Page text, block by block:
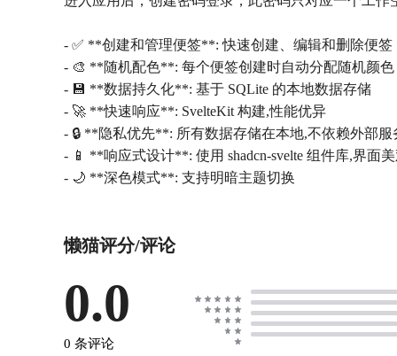
- ✅ **创建和管理便签**: 快速创建、编辑和删除便签
- 🎨 **随机配色**: 每个便签创建时自动分配随机颜色
- 💾 **数据持久化**: 基于 SQLite 的本地数据存储
- 🚀 **快速响应**: SvelteKit 构建,性能优异
- 🔒 **隐私优先**: 所有数据存储在本地,不依赖外部服
- 📱 **响应式设计**: 使用 shadcn-svelte 组件库,界面
- 🌙 **深色模式**: 支持明暗主题切换
懒猫评分/评论
0.0
0 条评论